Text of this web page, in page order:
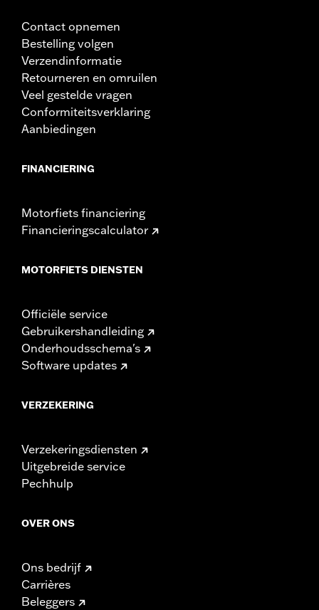
Contact opnemen
Bestelling volgen
Verzendinformatie
Retourneren en omruilen
Veel gestelde vragen
Conformiteitsverklaring
Aanbiedingen
FINANCIERING
Motorfiets financiering
Financieringscalculator
MOTORFIETS DIENSTEN
Officiële service
Gebruikershandleiding
Onderhoudsschema's
Software updates
VERZEKERING
Verzekeringsdiensten
Uitgebreide service
Pechhulp
OVER ONS
Ons bedrijf
Carrières
Beleggers